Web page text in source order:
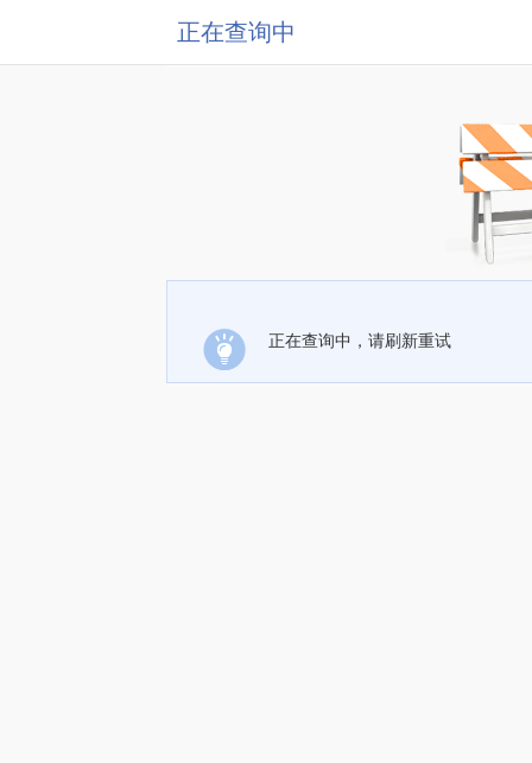
正在查询中
正在查询中，请刷新重试